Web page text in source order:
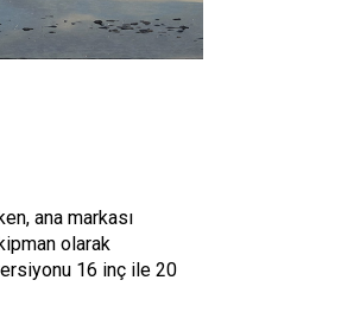
ana markası
olarak
16 inç ile 20